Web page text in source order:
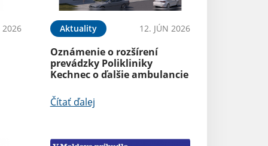
2026 Aktuality 12. JÚN 2026
Oznámenie o rozšírení
prevádzky Polikliniky
Kechnec o ďalšie ambulancie
Čítať ďalej